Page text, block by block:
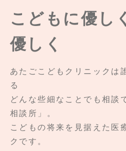
こどもに優し
優しく
あたごこどもクリニックは
る
どんな些細なことでも相談
相談所」。
こどもの将来を見据えた医
クです。